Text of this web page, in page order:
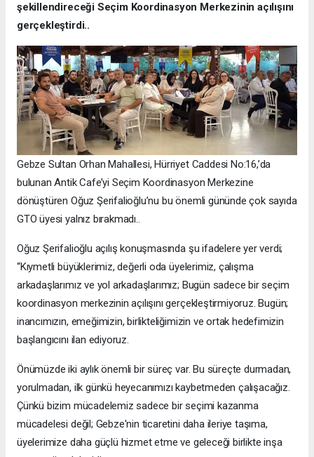
şekillendireceği Seçim Koordinasyon Merkezinin açılışını
gerçekleştirdi..
Gebze Sultan Orhan Mahallesi, Hürriyet Caddesi No:16,’da
bulunan Antik Cafe’yi Seçim Koordinasyon Merkezine
dönüştüren Oğuz Şerifalioğlu’nu bu önemli gününde çok sayıda
GTO üyesi yalnız bırakmadı..
Oğuz Şerifalioğlu açılış konuşmasında şu ifadelere yer verdi;
“Kıymetli büyüklerimiz, değerli oda üyelerimiz, çalışma
arkadaşlarımız ve yol arkadaşlarımız; Bugün sadece bir seçim
koordinasyon merkezinin açılışını gerçekleştirmiyoruz. Bugün;
inancımızın, emeğimizin, birlikteliğimizin ve ortak hedefimizin
başlangıcını ilan ediyoruz.
Önümüzde iki aylık önemli bir süreç var. Bu süreçte durmadan,
yorulmadan, ilk günkü heyecanımızı kaybetmeden çalışacağız.
Çünkü bizim mücadelemiz sadece bir seçimi kazanma
mücadelesi değil; Gebze'nin ticaretini daha ileriye taşıma,
üyelerimize daha güçlü hizmet etme ve geleceği birlikte inşa